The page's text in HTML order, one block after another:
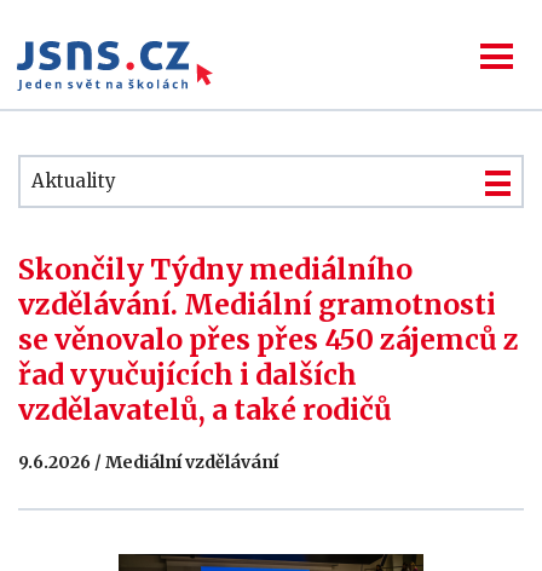
Aktuality
Skončily Týdny mediálního
vzdělávání. Mediální gramotnosti
se věnovalo přes přes 450 zájemců z
řad vyučujících i dalších
vzdělavatelů, a také rodičů
9.6.2026 / Mediální vzdělávání